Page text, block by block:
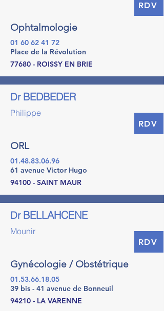
RDV
Ophtalmologie
01 60 62 41 72
Place de la Révolution
77680 - ROISSY EN BRIE
BEDBEDER
Dr
Philippe
RDV
ORL
01.48.83.06.96
61 avenue Victor Hugo
94100 - SAINT MAUR
BELLAHCENE
Dr
Mounir
RDV
Gynécologie / Obstétrique
01.53.66.18.05
39 bis - 41 avenue de Bonneuil
94210 - LA VARENNE